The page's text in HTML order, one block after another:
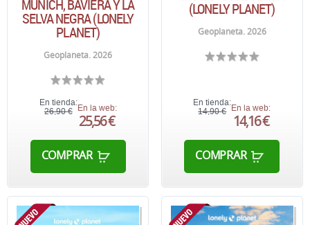
MÚNICH, BAVIERA Y LA
SELVA NEGRA (LONELY
PLANET)
Geoplaneta. 2026
En tienda:
26,90 € En la web:
25,56 €
COMPRAR
(LONELY PLANET)
Geoplaneta. 2026
En tienda:
14,90 € En la web:
14,16 €
COMPRAR